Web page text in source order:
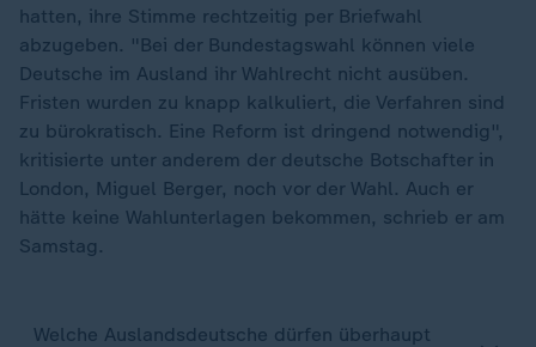
hatten, ihre Stimme rechtzeitig per Briefwahl
abzugeben. "Bei der Bundestagswahl können viele
Deutsche im Ausland ihr Wahlrecht nicht ausüben.
Fristen wurden zu knapp kalkuliert, die Verfahren sind
zu bürokratisch. Eine Reform ist dringend notwendig",
kritisierte unter anderem der deutsche Botschafter in
London, Miguel Berger, noch vor der Wahl. Auch er
hätte keine Wahlunterlagen bekommen, schrieb er am
Samstag.
Welche Auslandsdeutsche dürfen überhaupt